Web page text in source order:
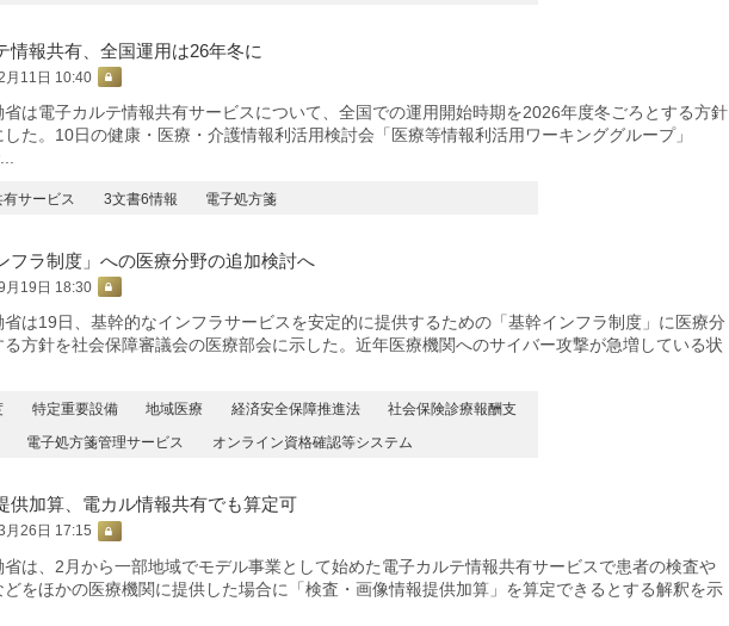
情報共有、全国運用は26年冬に
月11日 10:40
は電子カルテ情報共有サービスについて、全国での運用開始時期を2026年度冬ごろとする方針
した。10日の健康・医療・介護情報利活用検討会「医療等情報利活用ワーキンググループ」
サービス 3文書6情報 電子処方箋
フラ制度」への医療分野の追加検討へ
月19日 18:30
は19日、基幹的なインフラサービスを安定的に提供するための「基幹インフラ制度」に医療分
る方針を社会保障審議会の医療部会に示した。近年医療機関へのサイバー攻撃が急増している状
特定重要設備 地域医療 経済安全保障推進法
社会保険診療報酬支
電子処方箋管理サービス オンライン資格確認等システム
供加算、電カル情報共有でも算定可
月26日 17:15
は、2月から一部地域でモデル事業として始めた電子カルテ情報共有サービスで患者の検査や
どをほかの医療機関に提供した場合に「検査・画像情報提供加算」を算定できるとする解釈を示